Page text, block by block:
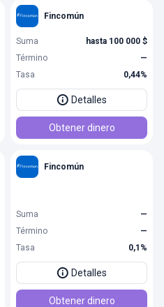
Fincomún
Suma
hasta 100 000 $
Término
—
Tasa
0,44%
Detalles
Obtener dinero
Fincomún
Suma
—
Término
—
Tasa
0,1%
Detalles
Obtener dinero